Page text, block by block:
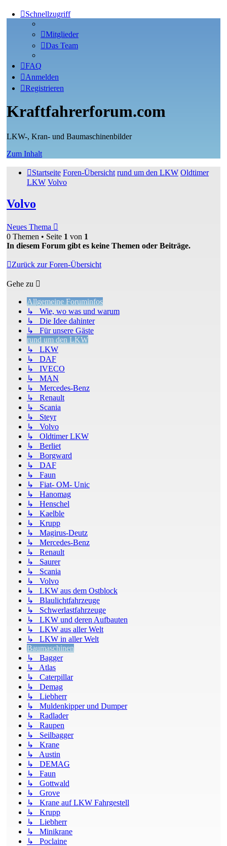
Schnellzugriff
Mitglieder
Das Team
FAQ
Anmelden
Registrieren
Kraftfahrerforum.com
LKW-, Kran- und Baumaschinenbilder
Zum Inhalt
Startseite Foren-Übersicht rund um den LKW Oldtimer
LKW Volvo
Volvo
Neues Thema
0 Themen • Seite 1 von 1
In diesem Forum gibt es keine Themen oder Beiträge.
Zurück zur Foren-Übersicht
Gehe zu
Allgemeine Foruminfos
↳ Wie, wo was und warum
↳ Die Idee dahinter
↳ Für unsere Gäste
rund um den LKW
↳ LKW
↳ DAF
↳ IVECO
↳ MAN
↳ Mercedes-Benz
↳ Renault
↳ Scania
↳ Steyr
↳ Volvo
↳ Oldtimer LKW
↳ Berliet
↳ Borgward
↳ DAF
↳ Faun
↳ Fiat- OM- Unic
↳ Hanomag
↳ Henschel
↳ Kaelble
↳ Krupp
↳ Magirus-Deutz
↳ Mercedes-Benz
↳ Renault
↳ Saurer
↳ Scania
↳ Volvo
↳ LKW aus dem Ostblock
↳ Blaulichtfahrzeuge
↳ Schwerlastfahrzeuge
↳ LKW und deren Aufbauten
↳ LKW aus aller Welt
↳ LKW in aller Welt
Baumaschinen
↳ Bagger
↳ Atlas
↳ Caterpillar
↳ Demag
↳ Liebherr
↳ Muldenkipper und Dumper
↳ Radlader
↳ Raupen
↳ Seilbagger
↳ Krane
↳ Austin
↳ DEMAG
↳ Faun
↳ Gottwald
↳ Grove
↳ Krane auf LKW Fahrgestell
↳ Krupp
↳ Liebherr
↳ Minikrane
↳ Poclaine